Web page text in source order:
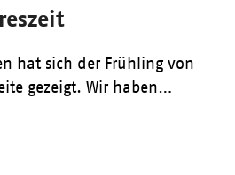
hat sich der Frühling von
gezeigt. Wir haben…